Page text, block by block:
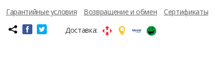
Гарантийные условия Возвращение и обмен
Сертификаты
Доставка: